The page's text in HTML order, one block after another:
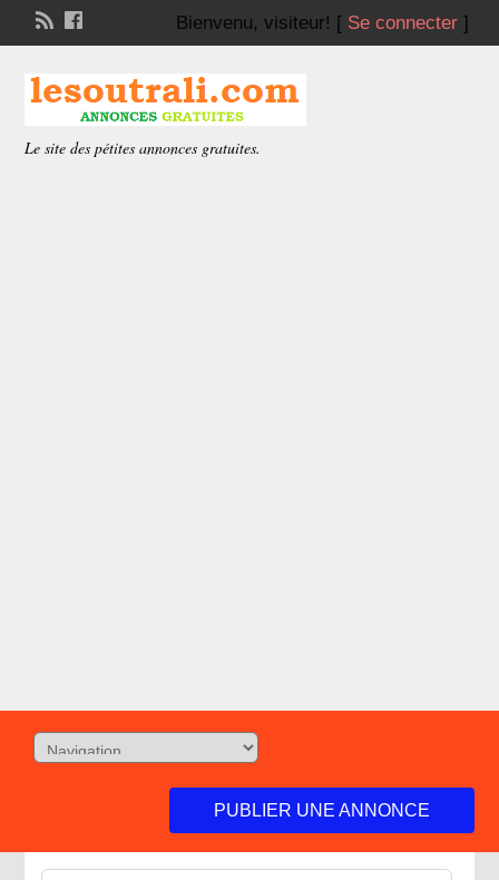
Bienvenu, visiteur! [ Se connecter]
Le site des pétites annonces gratuites.
PUBLIER UNE ANNONCE